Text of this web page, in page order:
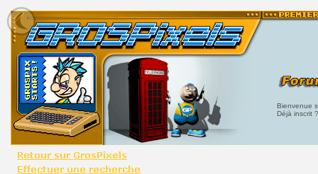
Bienvenue
Déjà inscrit